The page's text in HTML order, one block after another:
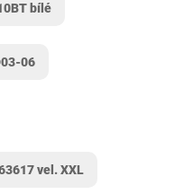
bílé
06
vel. XXL